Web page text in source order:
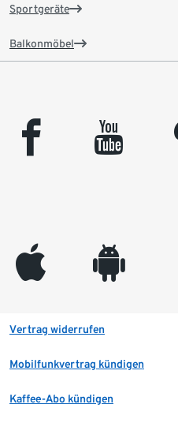
Sportgeräte
Balkonmöbel
facebook youtube
appleinc android
Vertrag widerrufen
Mobilfunkvertrag kündigen
Kaffee-Abo kündigen